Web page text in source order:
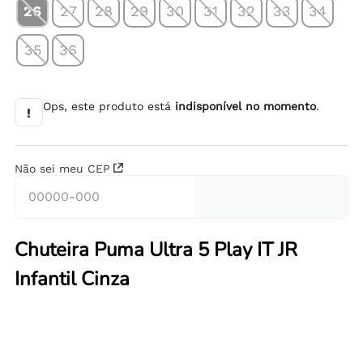
26 27 28 29 30 31 32 33 34
35 36
! Ops, este produto está indisponível no momento.
Não sei meu CEP
Chuteira Puma Ultra 5 Play IT JR
Infantil Cinza